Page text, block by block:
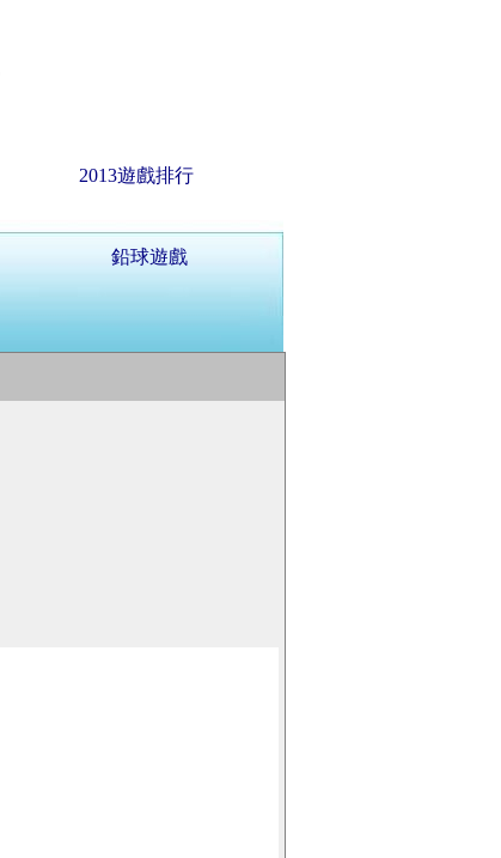
2013遊戲排行
鉛球遊戲